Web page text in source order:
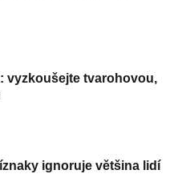
vyzkoušejte tvarohovou,
ignoruje většina lidí